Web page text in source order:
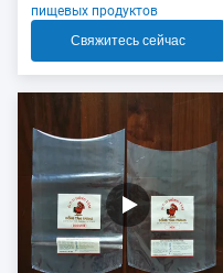
корпус пластик пищевого
качества OEM
пищевых продуктов
Свяжитесь сейчас